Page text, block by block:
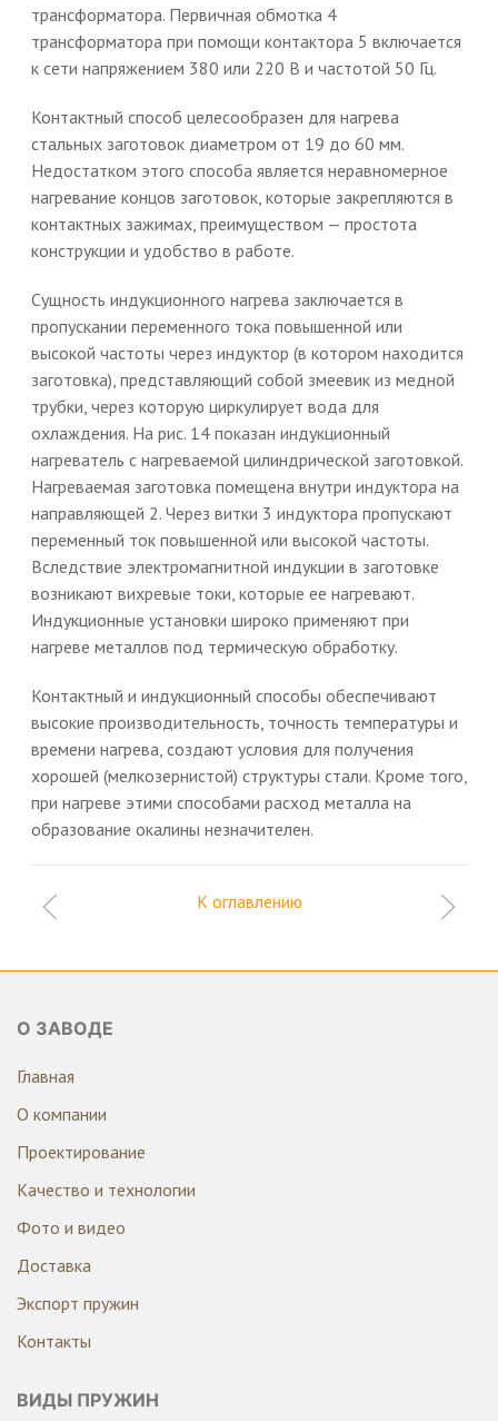
трансформатора. Первичная обмотка 4
трансформатора при помощи контактора 5 включается
к сети напряжением 380 или 220 В и частотой 50 Гц.
Контактный способ целесообразен для нагрева
стальных заготовок диаметром от 19 до 60 мм.
Недостатком этого способа является неравномерное
нагревание концов заготовок, которые закрепляются в
контактных зажимах, преимуществом — простота
конструкции и удобство в работе.
Сущность индукционного нагрева заключается в
пропускании переменного тока повышенной или
высокой частоты через индуктор (в котором находится
заготовка), представляющий собой змеевик из медной
трубки, через которую циркулирует вода для
охлаждения. На рис. 14 показан индукционный
нагреватель с нагреваемой цилиндрической заготовкой.
Нагреваемая заготовка помещена внутри индуктора на
направляющей 2. Через витки 3 индуктора пропускают
переменный ток повышенной или высокой частоты.
Вследствие электромагнитной индукции в заготовке
возникают вихревые токи, которые ее нагревают.
Индукционные установки широко применяют при
нагреве металлов под термическую обработку.
Контактный и индукционный способы обеспечивают
высокие производительность, точность температуры и
времени нагрева, создают условия для получения
хорошей (мелкозернистой) структуры стали. Кроме того,
при нагреве этими способами расход металла на
образование окалины незначителен.
К оглавлению
О ЗАВОДЕ
Главная
О компании
Проектирование
Качество и технологии
Фото и видео
Доставка
Экспорт пружин
Контакты
ВИДЫ ПРУЖИН